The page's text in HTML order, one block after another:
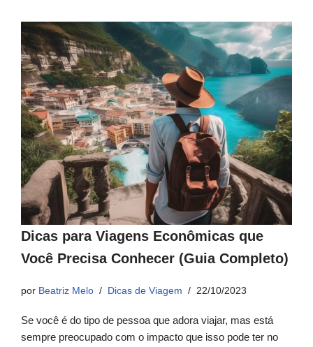
Dicas para Viagens Econômicas que
Você Precisa Conhecer (Guia Completo)
por Beatriz Melo Dicas de Viagem 22/10/2023
Se você é do tipo de pessoa que adora viajar, mas está
sempre preocupado com o impacto que isso pode ter no